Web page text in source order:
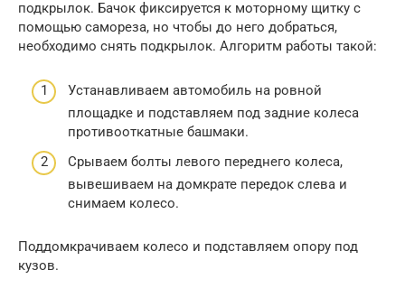
подкрылок. Бачок фиксируется к моторному щитку с
помощью самореза, но чтобы до него добраться,
необходимо снять подкрылок. Алгоритм работы такой:
Устанавливаем автомобиль на ровной
площадке и подставляем под задние колеса
противооткатные башмаки.
Срываем болты левого переднего колеса,
вывешиваем на домкрате передок слева и
снимаем колесо.
Поддомкрачиваем колесо и подставляем опору под
кузов.